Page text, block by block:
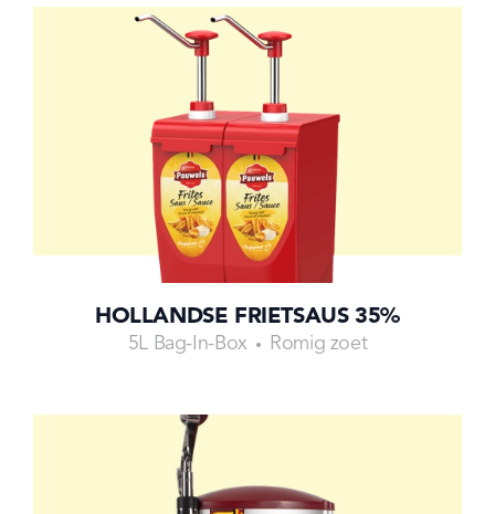
HOLLANDSE FRIETSAUS 35%
5L Bag-In-Box Romig zoet